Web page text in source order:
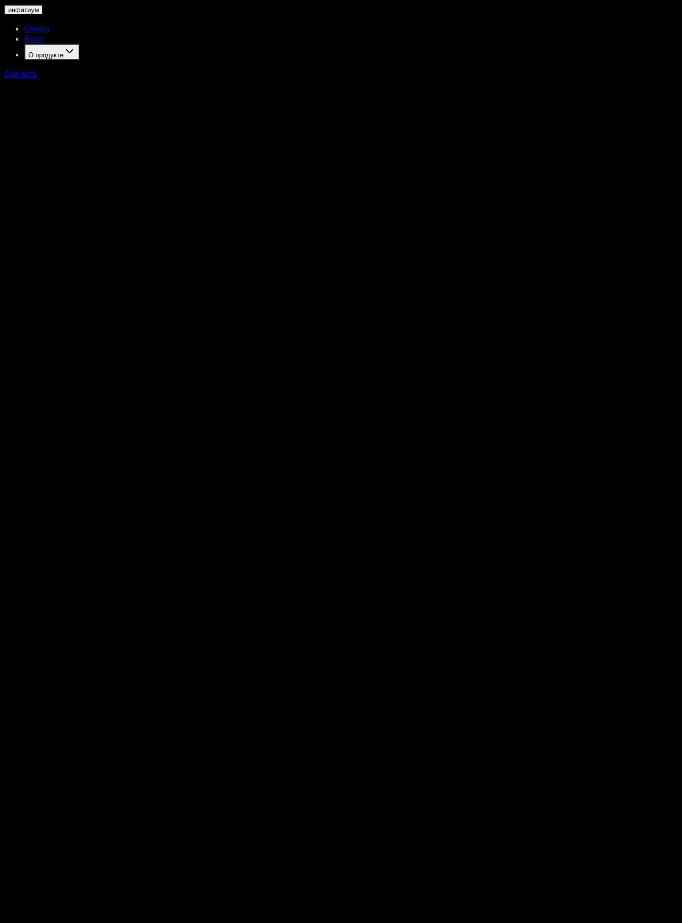
инфатиум
Океан
Блог
О продукте
Скачать